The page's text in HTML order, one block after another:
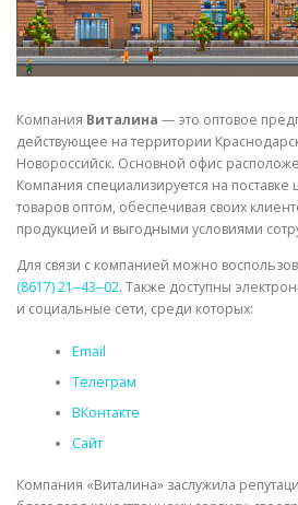
Компания Виталина — это оптовое
действующее на территории
Новороссийск. Основной офис
Компания специализируется на
товаров оптом, обеспечивая своих
продукцией и выгодными условиями
Для связи с компанией можно
(8617) 21‒43‒02. Также доступны
и социальные сети, среди которых:
Email
Телеграм
ВКонтакте
Сайт
Компания «Виталина» заслужила